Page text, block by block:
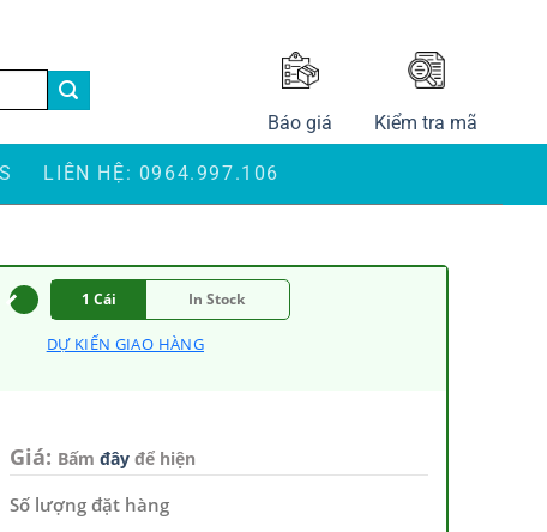
Báo giá Kiểm tra mã
LIÊN HỆ: 0964.997.106
1 Cái In Stock
DỰ KIẾN GIAO HÀNG
Giá: Bấm đâyđể hiện
Số lượng đặt hàng